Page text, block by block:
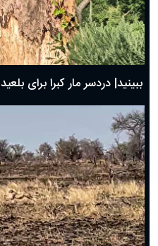
ببینید| دردسر مار کبرا برای